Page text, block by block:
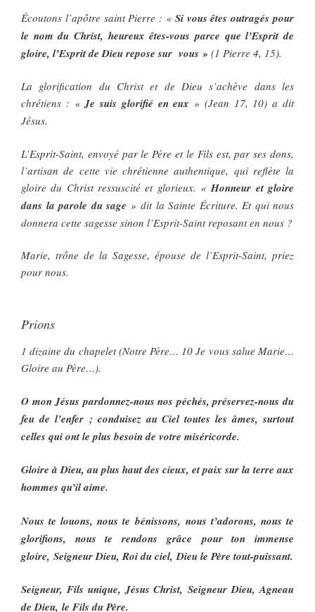
Écoutons l’apôtre saint Pierre : « Si vous êtes outragés pour
le nom du Christ, heureux êtes-vous parce que l’Esprit de
gloire, l’Esprit de Dieu repose sur vous » (1 Pierre 4, 15).
La glorification du Christ et de Dieu s’achève dans les
chrétiens : «Je suis glorifié en eux » (Jean 17, 10) a dit
Jésus.
L’Esprit-Saint, envoyé par le Père et le Fils est, par ses dons,
l’artisan de cette vie chrétienne authentique, qui reflète la
gloire du Christ ressuscité et glorieux. «Honneur et gloire
dans la parole du sage » dit la Sainte Écriture. Et qui nous
donnera cette sagesse sinon l’Esprit-Saint reposant en nous ?
Marie, trône de la Sagesse, épouse de l’Esprit-Saint, priez
pour nous.
Prions
1 dizaine du chapelet (Notre Père… 10 Je vous salue Marie…
Gloire au Père…).
O mon Jésus pardonnez-nous nos péchés, préservez-nous du
feu de l’enfer ; conduisez au Ciel toutes les âmes, surtout
celles qui ont le plus besoin de votre miséricorde.
Gloire à Dieu, au plus haut des cieux, et paix sur la terre aux
hommes qu’il aime.
Nous te louons, nous te bénissons, nous t’adorons, nous te
glorifions, nous te rendons grâce pour ton immense
gloire, Seigneur Dieu, Roi du ciel, Dieu le Père tout-puissant.
Seigneur, Fils unique, Jésus Christ, Seigneur Dieu, Agneau
de Dieu, le Fils du Père.